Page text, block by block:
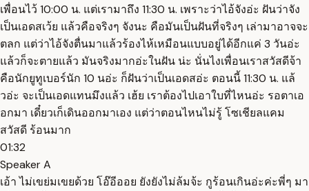
เพื่อนไว้ 10:00 น. แต่เรามาถึง 11:30 น. เพราะว่าไอ้จังอ่ะ ฝันว่าจัง
เป็นเอดสเว้ย แล้วคือจริงๆ จังนะ คือมันเป็นฝันที่จริงๆ เล่ามาอาจจะ
ตลก แต่ว่าไอ้จังตื่นมาแล้วร้องไห้เหมือนแบบอยู่ได้อีกแค่ 3 วันอ่ะ
แล้วก็จะตายแล้ว มันจริงมากอ่ะในฝัน น่ะ นั่นไงเพื่อนเราสวัสดีจ้า
คือนักยูทูเบอร์นัก 10 นอ่ะ ก็ฝันว่าเป็นเอดสอ่ะ ตอนนี้ 11:30 น. แล้
วอ่ะ จะเป็นเอดแทนมึงแล้ว เฮ้ย เราต้องไปเอาใบที่ไหนอ่ะ รอตาเอ
อกมา เดี๋ยวเก็เดินออกมาเอง แต่ว่าตอนไหนไม่รู้ โซเชียลแคม
สวัสดี ร้อนมาก
01:32
Speaker A
เอ้า ไม่เขย่มเขยด้วย โอ๊อีออย ยังยังไม่ล้มจ้ะ กูร้อนเกินอ่ะค่ะพี่ๆ มา